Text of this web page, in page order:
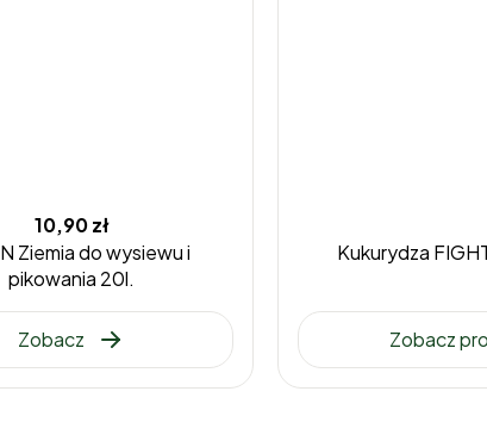
10,90 zł
Ziemia do wysiewu i
pikowania 20l.
Zobacz
Kukurydza
Zobacz